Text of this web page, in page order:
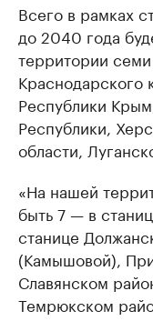
Всего в рамках
до 2040 года
территории
Краснодарского
Республики
Республики,
области,
«На нашей
быть 7 — в
станице
(Камышовой),
Славянском
Темрюкском